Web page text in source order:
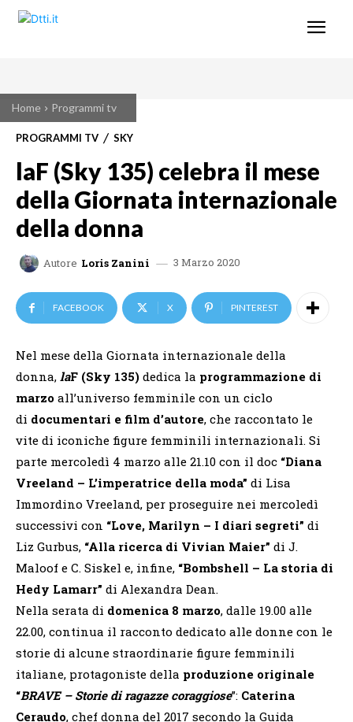
Home Programmi tv
PROGRAMMI TV SKY
laF (Sky 135) celebra il mese
della Giornata internazionale
della donna
Autore Loris Zanini 3 Marzo 2020
FACEBOOK X PINTEREST
Nel mese della Giornata internazionale della
donna, laF (Sky 135) dedica la programmazione di
marzo all’universo femminile con un ciclo
di documentari e film d’autore, che raccontato le
vite di iconiche figure femminili internazionali. Si
parte mercoledì 4 marzo alle 21.10 con il doc “Diana
Vreeland – L’imperatrice della moda” di Lisa
Immordino Vreeland, per proseguire nei mercoledì
successivi con “Love, Marilyn – I diari segreti” di
Liz Gurbus, “Alla ricerca di Vivian Maier” di J.
Maloof e C. Siskel e, infine, “Bombshell – La storia di
Hedy Lamarr” di Alexandra Dean.
Nella serata di domenica 8 marzo, dalle 19.00 alle
22.00, continua il racconto dedicato alle donne con le
storie di alcune straordinarie figure femminili
italiane, protagoniste della produzione originale
“BRAVE – Storie di ragazze coraggiose”: Caterina
Ceraudo, chef donna del 2017 secondo la Guida